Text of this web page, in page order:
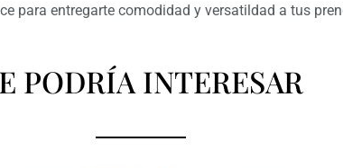
para entregarte comodidad y versatildad a tus
PODRÍA INTERESAR